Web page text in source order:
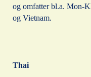
og omfatter bl.a. Mon-
og Vietnam.
Thai